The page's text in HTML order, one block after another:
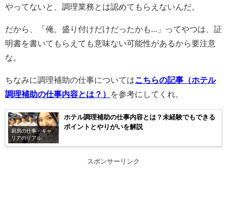
やってないと、調理業務とは認めてもらえないんだ。
だから、「俺、盛り付けだけだったかも...」ってやつは、証
明書を書いてもらえても意味ない可能性があるから要注意
な。
ちなみに調理補助の仕事についてはこちらの記事（ホテル
調理補助の仕事内容とは？）
を参考にしてくれ。
厨房の仕事・キャ
リアのリアル
ホテル調理補助の仕事内容とは？未経験でもできる
ポイントとやりがいを解説
スポンサーリンク